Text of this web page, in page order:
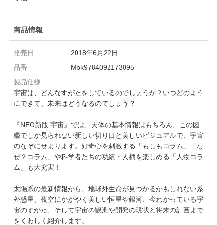
商品情報
発売日
2018年6月22日
品番
Mbk9784092173095
製品仕様
宇宙は、どんなすがたをしているのでしょうか？いつどのよう
にできて、未来はどうなるのでしょう？
『NEO新版 宇宙』では、天体の基本情報はもちろん、この図
鑑でしか見られない新しい切り口と美しいビジュアルで、宇宙
のなぞにせまります。好奇心を刺激する「もしもコラム」「な
ぜ？コラム」や科学者たちの功績・人柄を楽しめる「人物コラ
ム」も大充実！
太陽系の最新情報から、地球外生命が見つかるかもしれない系
外惑星、夜空にかがやく美しい恒星や銀河、今わかっている宇
宙のすがた、そして宇宙の観測や開発の現状と将来の計画まで
をくわしく紹介します。